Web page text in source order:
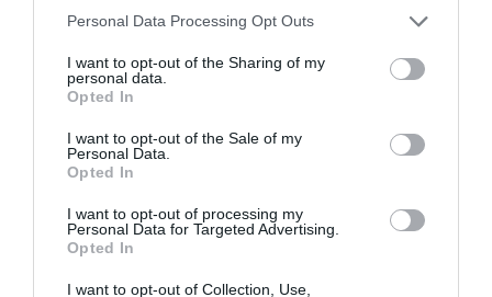
Personal Data Processing Opt Outs
I want to opt-out of the Sharing of my
personal data.
Opted In
I want to opt-out of the Sale of my
Personal Data.
Opted In
I want to opt-out of processing my
Personal Data for Targeted Advertising.
Opted In
I want to opt-out of Collection, Use,
que encontrarás entrevistas a profesionales del sector y
a expertos en creación de marca, pricing, expansión y
creación de experiencias. Puedes escucharlo aquí y
suscribirte al boletín quincenal marcando PRO Fitness a
través deeste enlace
Añadir2Playbookcomo fuente preferida de Google
de forma gratuita
ACTIVAR AHORA